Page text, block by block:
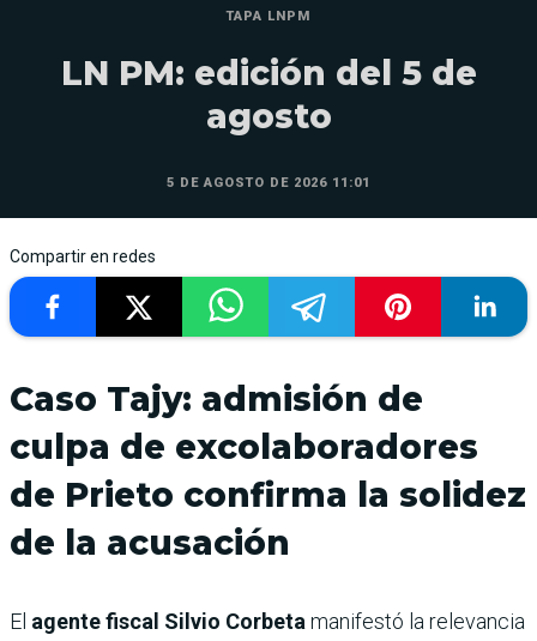
TAPA LNPM
LN PM: edición del 5 de
agosto
5 DE AGOSTO DE 2026 11:01
Compartir en redes
Caso Tajy: admisión de
culpa de excolaboradores
de Prieto confirma la solidez
de la acusación
El agente fiscal Silvio Corbetamanifestó la relevancia